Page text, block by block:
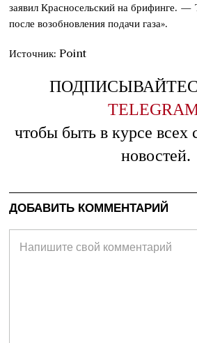
заявил Красносельский на брифинге. —
после возобновления подачи газа».
Источник: Point
чтобы быть в курсе
новостей.
ДОБАВИТЬ КОММЕНТАРИЙ